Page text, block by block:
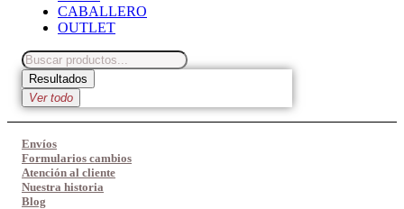
CABALLERO
OUTLET
Search
...Resultados
Ver todo
Envíos
Formularios cambios
Atención al cliente
Nuestra historia
Blog